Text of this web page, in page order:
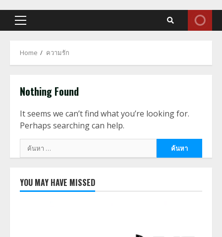
Primary
Home ความรัก
Nothing Found
It seems we can’t find what you’re looking for.
Perhaps searching can help.
ค้นหา
สำหรับ:
YOU MAY HAVE MISSED